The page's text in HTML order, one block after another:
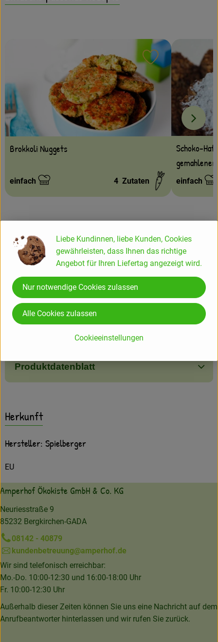
Brokkoli Nuggets
Schwierigkeit:
einfach 4 Zutaten
Rezept zu
Schoko-
einfach
Info
Produktinformationen
Produktdatenblatt
Herkunft
Hersteller: Spielberger
EU
Amperhof Ökokiste GmbH & Co. KG
Neuriesstraße 9
85232 Bergkirchen-GADA
08142 - 40879
kundenbetreuung@amperhof.de
Wir sind telefonisch erreichbar:
Mo.-Do. 10:00-12:30 und 16:00-18:00 Uhr
Fr. 10:00-12:30 Uhr
Außerhalb dieser Zeiten können Sie uns eine Nachricht auf dem
Anrufbeantworter hinterlassen und wir rufen Sie zurück.
Liebe Kundinnen, liebe Kunden, Cookies
gewährleisten, dass Ihnen das richtige
Angebot für Ihren Liefertag angezeigt wird.
Cookieeinstellungen
Nur notwendige Cookies zulassen
Alle Cookies zulassen